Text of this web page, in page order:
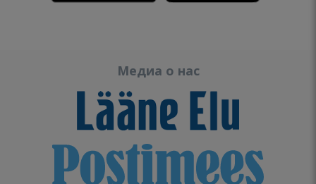
Медиа о нас